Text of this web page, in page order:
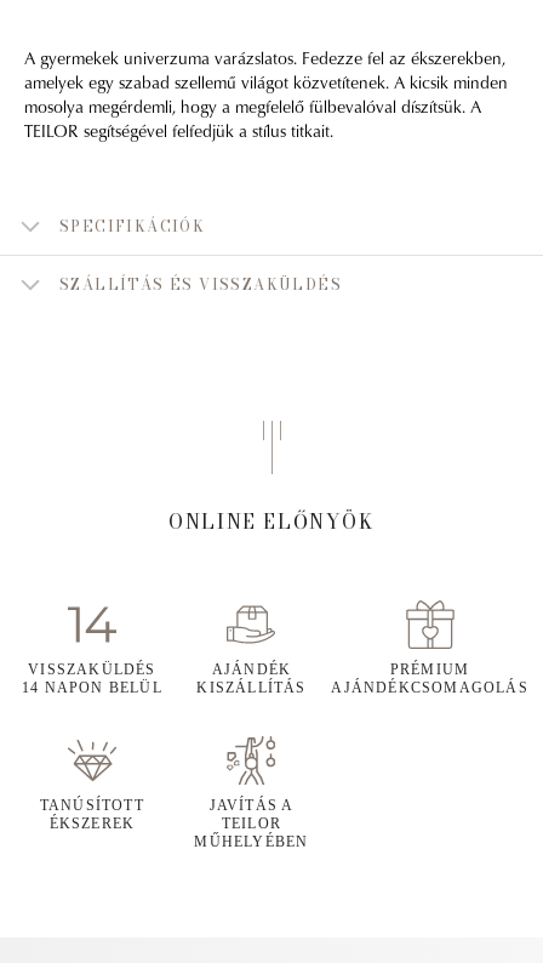
A gyermekek univerzuma varázslatos. Fedezze fel az ékszerekben,
amelyek egy szabad szellemű világot közvetítenek. A kicsik minden
mosolya megérdemli, hogy a megfelelő fülbevalóval díszítsük. A
TEILOR segítségével felfedjük a stílus titkait.
SPECIFIKÁCIÓK
SZÁLLÍTÁS ÉS VISSZAKÜLDÉS
ONLINE ELŐNYÖK
VISSZAKÜLDÉS
14 NAPON BELÜL
AJÁNDÉK
KISZÁLLÍTÁS
PRÉMIUM
AJÁNDÉKCSOMAGOLÁS
TANÚSÍTOTT
ÉKSZEREK
JAVÍTÁS A
TEILOR
MŰHELYÉBEN